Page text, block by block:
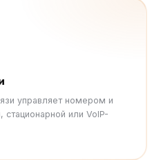
управляет номером и
или VoIP-